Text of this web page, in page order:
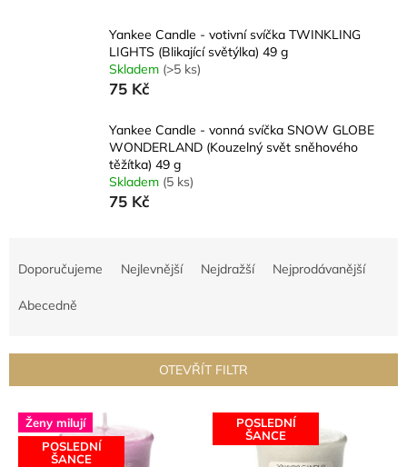
Yankee Candle - votivní svíčka TWINKLING
LIGHTS (Blikající světýlka) 49 g
Skladem (>5 ks)
75 Kč
Yankee Candle - vonná svíčka SNOW GLOBE
WONDERLAND (Kouzelný svět sněhového
těžítka) 49 g
Skladem (5 ks)
75 Kč
r
d
Doporučujeme Nejlevnější Nejdražší Nejprodávanější
Abecedně
OTEVŘÍT FILTR
V Ženy milují
POSLEDNÍ
ŠANCE
POSLEDNÍ
ŠANCE